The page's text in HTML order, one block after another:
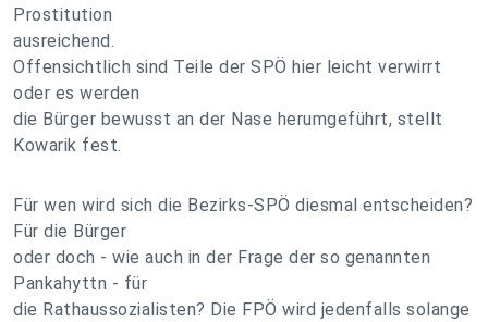
Prostitution
ausreichend.
Offensichtlich sind Teile der SPÖ hier leicht verwirrt
oder es werden
die Bürger bewusst an der Nase herumgeführt, stellt
Kowarik fest.
Für wen wird sich die Bezirks-SPÖ diesmal entscheiden?
Für die Bürger
oder doch - wie auch in der Frage der so genannten
Pankahyttn - für
die Rathaussozialisten? Die FPÖ wird jedenfalls solange